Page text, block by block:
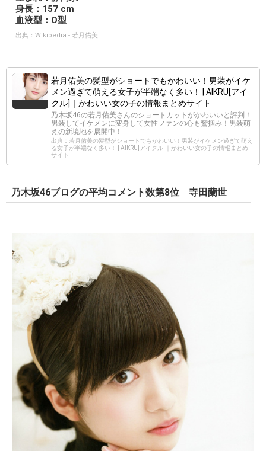
身長：157 cm
血液型：O型
出典： Wikipedia - 若月佑美
若月佑美の髪型がショートでもかわいい！男装がイケ
メン過ぎて萌える女子が半端なく多い！ | AIKRU[アイ
クル]｜かわいい女の子の情報まとめサイト
乃木坂46の若月佑美さんのショートカットがかわいいと評判！
男装してイケメンに変身して女性ファンの心も鷲掴み！男装萌
えの新境地を展開中！
出典：若月佑美の髪型がショートでもかわいい！男装がイケメン過ぎて萌え
る女子が半端なく多い！ | AIKRU[アイクル]｜かわいい女の子の情報まとめ
サイト
乃木坂46ブログの平均コメント数第8位 寺田蘭世